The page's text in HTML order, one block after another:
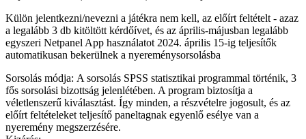
Külön jelentkezni/nevezni a játékra nem kell, az előírt feltételt - azaz
a legalább 3 db kitöltött kérdőívet, és az április-májusban legalább
egyszeri Netpanel App használatot 2024. április 15-ig teljesítők
automatikusan bekerülnek a nyereménysorsolásba
Sorsolás módja: A sorsolás SPSS statisztikai programmal történik, 3
fős sorsolási bizottság jelenlétében. A program biztosítja a
véletlenszerű kiválasztást. Így minden, a részvételre jogosult, és az
előírt feltételeket teljesítő paneltagnak egyenlő esélye van a
nyeremény megszerzésére.